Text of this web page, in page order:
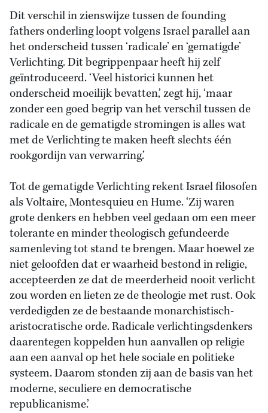
Dit verschil in zienswijze tussen de founding
fathers onderling loopt volgens Israel parallel aan
het onderscheid tussen ‘radicale’ en ‘gematigde’
Verlichting. Dit begrippenpaar heeft hij zelf
geïntroduceerd. ‘Veel historici kunnen het
onderscheid moeilijk bevatten,’ zegt hij, ‘maar
zonder een goed begrip van het verschil tussen de
radicale en de gematigde stromingen is alles wat
met de Verlichting te maken heeft slechts één
rookgordijn van verwarring.’
Tot de gematigde Verlichting rekent Israel filosofen
als Voltaire, Montesquieu en Hume. ‘Zij waren
grote denkers en hebben veel gedaan om een meer
tolerante en minder theologisch gefundeerde
samenleving tot stand te brengen. Maar hoewel ze
niet geloofden dat er waarheid bestond in religie,
accepteerden ze dat de meerderheid nooit verlicht
zou worden en lieten ze de theologie met rust. Ook
verdedigden ze de bestaande monarchistisch-
aristocratische orde. Radicale verlichtingsdenkers
daarentegen koppelden hun aanvallen op religie
aan een aanval op het hele sociale en politieke
systeem. Daarom stonden zij aan de basis van het
moderne, seculiere en democratische
republicanisme.’